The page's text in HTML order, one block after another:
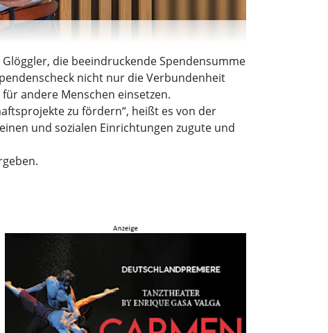
die beeindruckende Spendensumme
nicht nur die Verbundenheit
andere Menschen einsetzen.
zu fördern“, heißt es von der
und sozialen Einrichtungen zugute und